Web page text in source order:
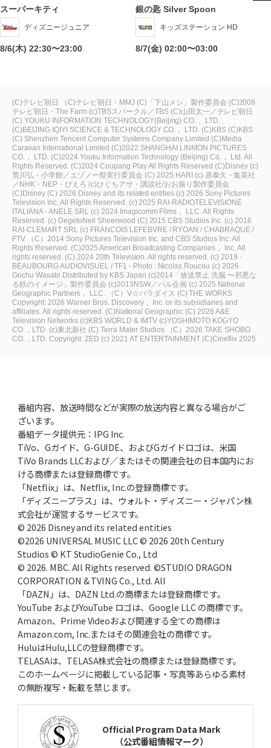
スーパーキティ
ディズニージュニア
8/6(木) 22:30〜23:00
銀の匙 Silver Spoon
キッズステーション HD
8/7(金) 02:00〜03:00
(C)テレビ朝日 （C)テレビ朝日・MMJ (C)「下山メシ」製作委員会 (C)2008
テレビ朝日・The Farm (c)TBSスパークル／TBS (C)山田太一／テレビ朝日
(C) YOUKU INFORMATION TECHNOLOGY(Beijing) CO.， LTD.
(C)BEIJING IQIYI SCIENCE & TECHNOLOGY CO.， LTD. (C)KBS (C)KBS
(C) Shenzhen Tencent Computer Systems Company Limited (C)Media
Caravan International Limited (C)2022 SHANGHAI LINMON PICTURES
CO.， LTD. (C)2024 Youku Information Technology (Beijing) Co.， Ltd. All
Rights Reserved. (C)2024 Coupang Play All Rights Reserved (C)Disney (c)
荒川弘・小学館／エゾノー祭実行委員会 (C) 2025 HARI (c) 原泰久・集英社
／NHK・NEP・ぴえろ (c)ひぐちアサ・講談社/おお振り製作委員会
(C)Disney (C) 2026 Disney and its related entities (c) 2026 Sony Pictures
Television Inc. All Rights Reserved. (c) 2025 RAI-RADIOTELEVISIONE
ITALIANA - ANELE SRL (c) 2024 Imagicomm Films， LLC. All Rights
Reserved. (c) DegetoNeil Sheerwood (C) 2015 CBS Studios Inc. (c) 2016
RAI-CLEMART SRL (c) FRANCOIS LEFEBVRE / RYOAN / CHABRAQUE /
FTV
（C）2014 Sony Pictures Television Inc. and CBS Studios Inc. All
Rights Reserved. (C)2025 American Broadcasting Companies， Inc. All
rights reserved. (C) 2024 20th Television. All rights reserved. (c) 2019 -
BEAUBOURG AUDIOVISUEL / TF1 - Photo : Nicolas Roucou (c) 2026
Gochu Wasabi Distributed by KBS Japan (c)2014「放送禁止 洗脳 〜邪悪な
る鉄のイメージ」製作委員会 (c)2013NSW／パル企画 (c) 2025 National
Geographic Partners， LLC.
（C）V☆パラダイス (C) THE WORKS
Copyright: 2026 Warner Bros. Discovery， Inc. or its subsidiaries and
affiliates. All rights reserved. (C)National Geographic (C) 2026 A&E
Television Networks (c)KBS WORLD & IMTV (c)YOSHIMOTO KOGYO
CO.，LTD. (c)東北新社 (C) Terra Mater Studios
（C）2026 TAKE SHOBO
CO.，LTD. Copyright: ZED (c) 2021 AT ENTERTAINMENT (C)Cineflix 2025
番組内容、放送時間などが実際の放送内容と異なる場合がご
ざいます。
番組データ提供元：IPG Inc.
TiVo、Gガイド、G-GUIDE、およびGガイドロゴは、米国
TiVo Brands LLCおよび／またはその関連会社の日本国内にお
ける商標または登録商標です。
「Netflix」は、Netflix, Inc.の登録商標です。
「ディズニープラス」は、ウォルト・ディズニー・ジャパン株
式会社が運営するサービスです。
© 2026 Disney and its related entities
©2026 UNIVERSAL MUSIC LLC © 2026 20th Century
Studios © KT StudioGenie Co., Ltd
© 2026. MBC. All Rights reserved. ©STUDIO DRAGON
CORPORATION & TVING Co., Ltd. All
「DAZN」は、DAZN Ltd.の商標または登録商標です。
YouTube およびYouTube ロゴは、Google LLC の商標です。
Amazon、Prime Videoおよび関連する全ての商標は
Amazon.com, Inc.またはその関連会社の商標です。
HuluはHulu,LLCの登録商標です。
TELASAは、TELASA株式会社の商標または登録商標です。
このホームページに掲載している記事・写真等あらゆる素材
の無断複写・転載を禁じます。
Official Program Data Mark
（公式番組情報マーク）